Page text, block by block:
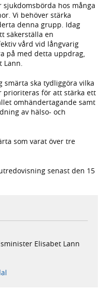
hos många
Vi behöver stärka
denna grupp. Idag
säkerställa en
vård vid långvarig
på med detta uppdrag,
Lann.
ska tydliggöra vilka
prioriteras för att stärka ett
omhändertagande samt
av hälso- och
som varat över tre
senast den 15
Elisabet Lann